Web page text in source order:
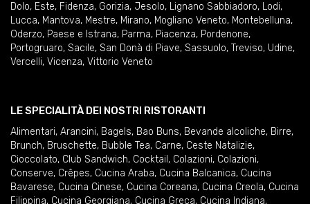
Dolo, Este, Fidenza, Gorizia, Jesolo, Lignano Sabbiadoro, Lodi,
Lucca, Mantova, Mestre, Mirano, Mogliano Veneto, Montebelluna,
Oderzo, Paese e Istrana, Parma, Piacenza, Pordenone,
Portogruaro, Sacile, San Donà di Piave, Sassuolo, Treviso, Udine,
Vercelli, Vicenza, Vittorio Veneto
LE SPECIALITÀ DEI NOSTRI RISTORANTI
Alimentari, Arancini, Bagels, Bao Buns, Bevande alcoliche, Birre,
Brunch, Bruschette, Bubble Tea, Carne, Ceste Natalizie,
Cioccolato, Club Sandwich, Cocktail , Colazioni, Colazioni,
Conserve, Crêpes, Cucina Araba, Cucina Balcanica, Cucina
Bavarese, Cucina Cinese, Cucina Coreana, Cucina Creola, Cucina
Filippina, Cucina Georgiana, Cucina Greca, Cucina Indiana,